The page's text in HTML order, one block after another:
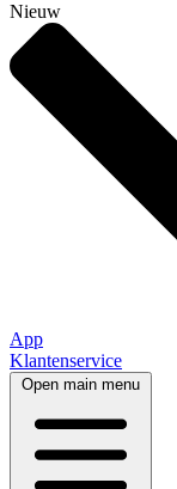
Nieuw
App
Klantenservice
Open main menu